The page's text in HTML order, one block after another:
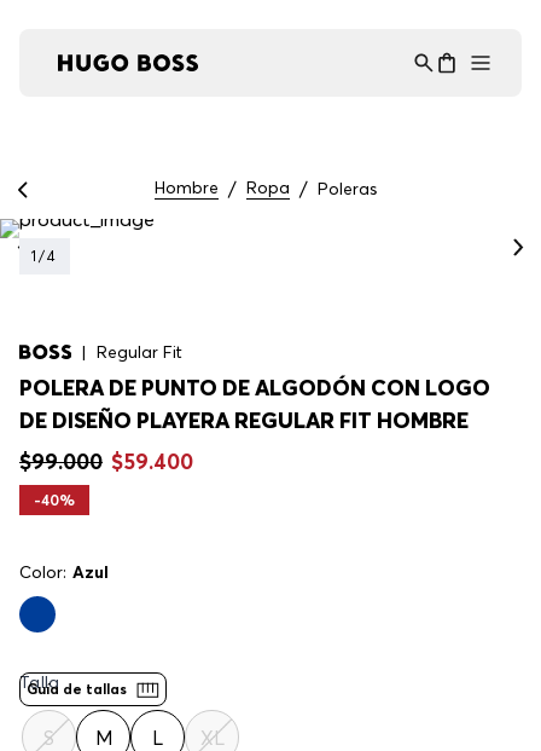
Hombre Ropa Poleras
1 /4
Regular Fit
POLERA DE PUNTO DE ALGODÓN CON LOGO
DE DISEÑO PLAYERA REGULAR FIT HOMBRE
$99.000 $59.400
-40%
Color: Azul
Guía de tallas
Talla
S M L XL
Asistente Virtual
en línea ⋮